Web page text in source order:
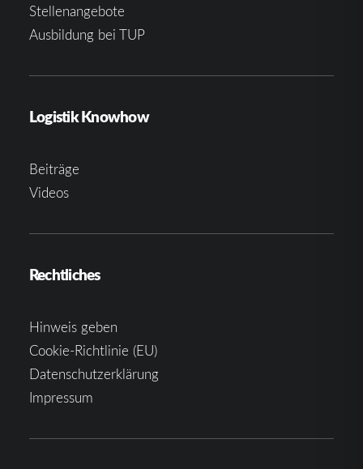
Stellenangebote
Ausbildung bei TUP
Logistik Knowhow
Beiträge
Videos
Rechtliches
Hinweis geben
Cookie-Richtlinie (EU)
Datenschutzerklärung
Impressum